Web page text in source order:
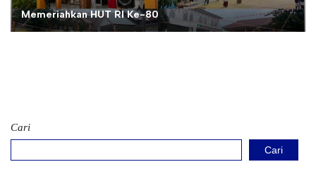
Memeriahkan HUT RI Ke-80
Cari
Cari